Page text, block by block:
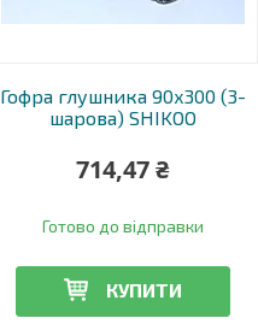
Гофра глушника 90х300 (3-
шарова) SHIKOO
714,47 ₴
Готово до відправки
КУПИТИ